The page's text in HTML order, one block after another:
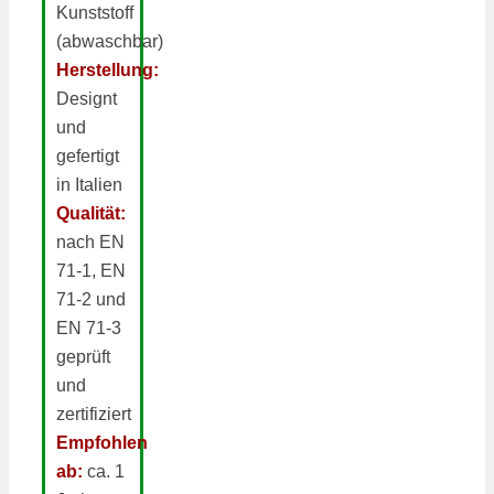
Kunststoff
(abwaschbar)
Herstellung:
Designt
und
gefertigt
in Italien
Qualität:
nach EN
71-1, EN
71-2 und
EN 71-3
geprüft
und
zertifiziert
Empfohlen
ab: ca. 1